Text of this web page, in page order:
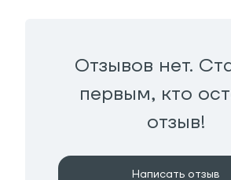
Отзывов нет.
первым, кто
отзыв!
Написать отзыв